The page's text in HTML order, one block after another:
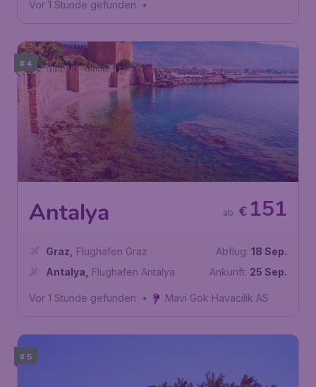
Vor 1 Stunde gefunden •
# 4
Antalya € 151
ab
Graz
Flughafen Graz
Antalya
Flughafen Antalya
Abflug: 18 Sep.
Ankunft: 25 Sep.
Vor 1 Stunde gefunden • Mavi Gok Havacilik AS
# 5